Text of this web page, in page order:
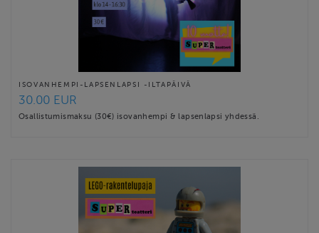
ISOVANHEMPI-LAPSENLAPSI -ILTAPÄIVÄ
30.00 EUR
Osallistumismaksu (30€) isovanhempi & lapsenlapsi yhdessä.